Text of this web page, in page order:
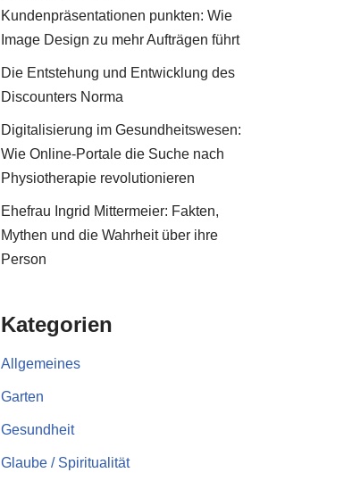
Kundenpräsentationen punkten: Wie
Image Design zu mehr Aufträgen führt
Die Entstehung und Entwicklung des
Discounters Norma
Digitalisierung im Gesundheitswesen:
Wie Online-Portale die Suche nach
Physiotherapie revolutionieren
Ehefrau Ingrid Mittermeier: Fakten,
Mythen und die Wahrheit über ihre
Person
Kategorien
Allgemeines
Garten
Gesundheit
Glaube / Spiritualität